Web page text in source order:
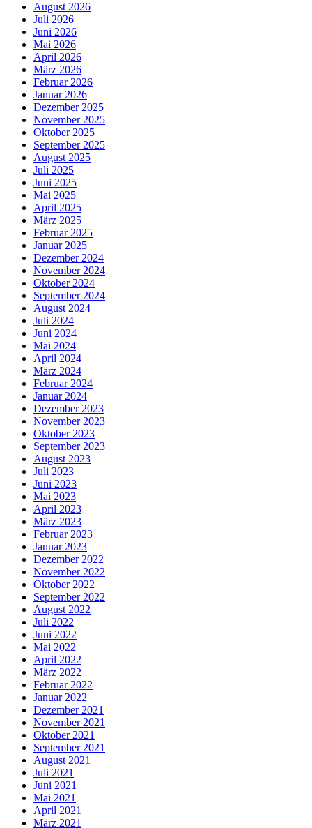
August 2026
Juli 2026
Juni 2026
Mai 2026
April 2026
März 2026
Februar 2026
Januar 2026
Dezember 2025
November 2025
Oktober 2025
September 2025
August 2025
Juli 2025
Juni 2025
Mai 2025
April 2025
März 2025
Februar 2025
Januar 2025
Dezember 2024
November 2024
Oktober 2024
September 2024
August 2024
Juli 2024
Juni 2024
Mai 2024
April 2024
März 2024
Februar 2024
Januar 2024
Dezember 2023
November 2023
Oktober 2023
September 2023
August 2023
Juli 2023
Juni 2023
Mai 2023
April 2023
März 2023
Februar 2023
Januar 2023
Dezember 2022
November 2022
Oktober 2022
September 2022
August 2022
Juli 2022
Juni 2022
Mai 2022
April 2022
März 2022
Februar 2022
Januar 2022
Dezember 2021
November 2021
Oktober 2021
September 2021
August 2021
Juli 2021
Juni 2021
Mai 2021
April 2021
März 2021